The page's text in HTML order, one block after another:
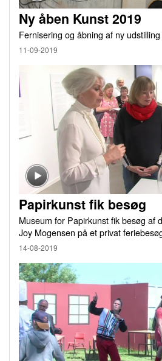
Ny åben Kunst 2019
Fernisering og åbning af ny
11-09-2019
Papirkunst fik besøg
Museum for Papirkunst fik besøg af
Joy Mogensen på et privat
14-08-2019